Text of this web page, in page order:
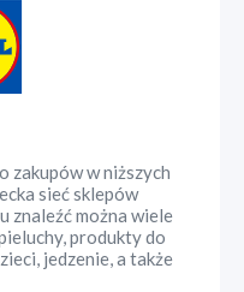
zakupów w niższych
sieć sklepów
znaleźć można wiele
produkty do
jedzenie, a także